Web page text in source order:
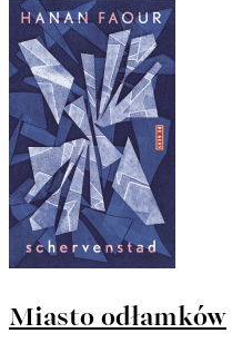
Miasto odłamków